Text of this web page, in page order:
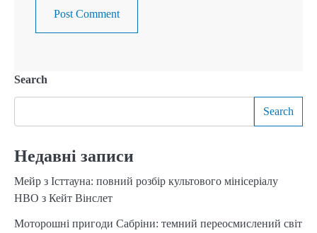
Search
Search
Недавні записи
Мейр з Істтауна: повний розбір культового мінісеріалу
HBO з Кейт Вінслет
Моторошні пригоди Сабріни: темний переосмислений світ